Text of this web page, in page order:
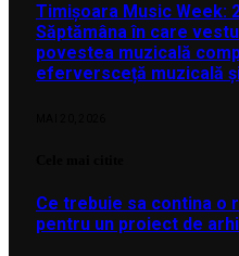
Timișoara Music Week:
Săptămâna în care
povestea muzicală
eferversceță muzicală
Ce trebuie sa contina o
pentru un proiect de